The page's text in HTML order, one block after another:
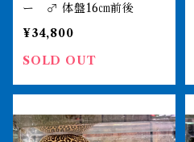
ー ♂ 体盤16㎝前後
¥34,800
SOLD OUT